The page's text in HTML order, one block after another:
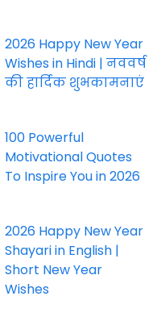
2026 Happy New Year
Wishes in Hindi | नववर्ष
की हार्दिक शुभकामनाएं
100 Powerful
Motivational Quotes
To Inspire You in 2026
2026 Happy New Year
Shayari in English |
Short New Year
Wishes